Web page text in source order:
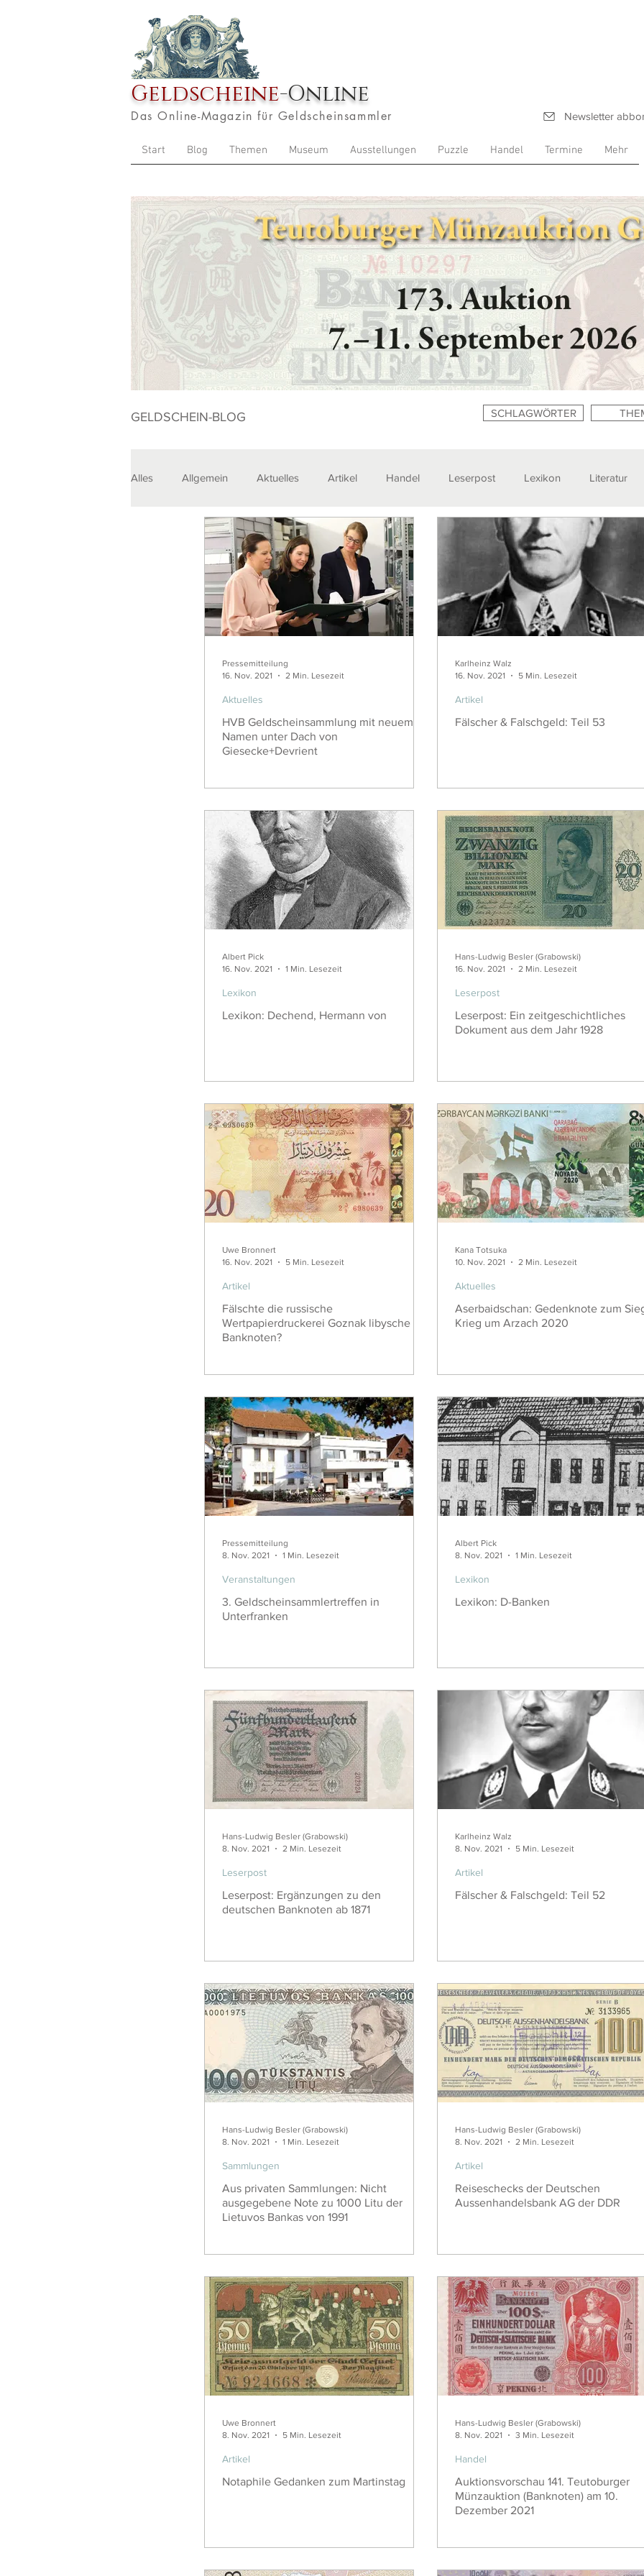
Geldscheine-Online
Das Online-Magazin für Geldscheinsammler Newsletter
Start Blog Themen Museum Ausstellungen Puzzle Handel Termine Mehr
GELDSCHEIN-BLOG SCHLAGWÖRTER
Alles Allgemein Aktuelles Artikel Handel Leserpost Lexikon Literatur
Sammlungen Veranstaltungen Zitate Ausstellungen
Pressemitteilung
16. Nov. 2021
2 Min. Lesezeit
Aktuelles
HVB Geldscheinsammlung mit neuem
Namen unter Dach von
Giesecke+Devrient
Karlheinz Walz
16. Nov. 2021
5 Min. Lesezeit
Artikel
Fälscher & Falschgeld: Teil 53
Albert Pick
16. Nov. 2021
1 Min. Lesezeit
Lexikon
Lexikon: Dechend, Hermann von
Hans-Ludwig Besler (Grabowski)
16. Nov. 2021
2 Min. Lesezeit
Leserpost
Leserpost: Ein zeitgeschichtliches
Dokument aus dem Jahr 1928
Uwe Bronnert
16. Nov. 2021
5 Min. Lesezeit
Artikel
Fälschte die russische
Wertpapierdruckerei Goznak libysche
Banknoten?
Kana Totsuka
10. Nov. 2021
2 Min. Lesezeit
Aktuelles
Aserbaidschan: Gedenknote zum
Krieg um Arzach 2020
Pressemitteilung
8. Nov. 2021
1 Min. Lesezeit
Veranstaltungen
3. Geldscheinsammlertreffen in
Unterfranken
Albert Pick
8. Nov. 2021
1 Min. Lesezeit
Lexikon
Lexikon: D-Banken
Hans-Ludwig Besler (Grabowski)
8. Nov. 2021
2 Min. Lesezeit
Leserpost
Leserpost: Ergänzungen zu den
deutschen Banknoten ab 1871
Karlheinz Walz
8. Nov. 2021
5 Min. Lesezeit
Artikel
Fälscher & Falschgeld: Teil 52
Hans-Ludwig Besler (Grabowski)
8. Nov. 2021
1 Min. Lesezeit
Sammlungen
Aus privaten Sammlungen: Nicht
ausgegebene Note zu 1000 Litu der
Lietuvos Bankas von 1991
Hans-Ludwig Besler (Grabowski)
8. Nov. 2021
2 Min. Lesezeit
Artikel
Reiseschecks der Deutschen
Aussenhandelsbank AG der DDR
Uwe Bronnert
8. Nov. 2021
5 Min. Lesezeit
Artikel
Notaphile Gedanken zum Martinstag
Hans-Ludwig Besler (Grabowski)
8. Nov. 2021
3 Min. Lesezeit
Handel
Auktionsvorschau 141. Teutoburger
Münzauktion (Banknoten) am 10.
Dezember 2021